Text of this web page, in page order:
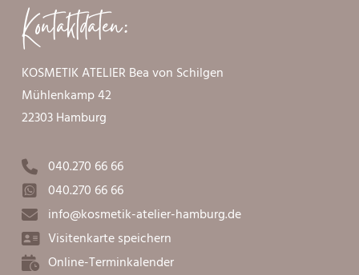
Kontaktdaten:
KOSMETIK ATELIER Bea von Schilgen
Mühlenkamp 42
22303 Hamburg
040.270 66 66
040.270 66 66
info@kosmetik-atelier-hamburg.de
Visitenkarte speichern
Online-Terminkalender